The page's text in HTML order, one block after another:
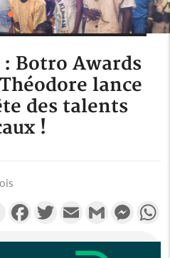
Botro Awards
lance
des talents
!
PartagerFacebookTwitterEmail Gmail